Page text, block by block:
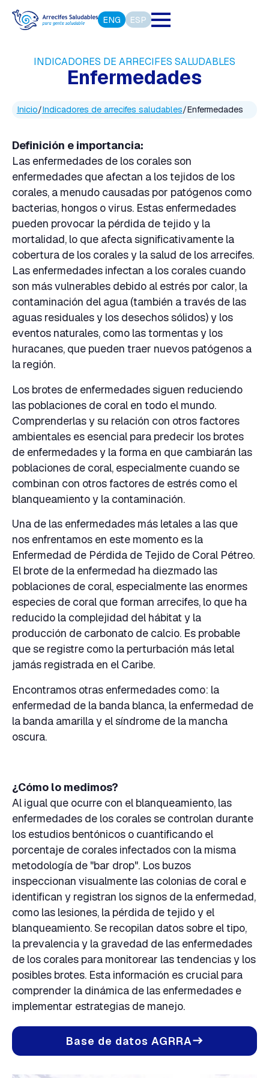
ENG ESP
INDICADORES DE ARRECIFES SALUDABLES
Enfermedades
Inicio/Indicadores de arrecifes saludables/Enfermedades
Definición e importancia:
Las enfermedades de los corales son
enfermedades que afectan a los tejidos de los
corales, a menudo causadas por patógenos como
bacterias, hongos o virus. Estas enfermedades
pueden provocar la pérdida de tejido y la
mortalidad, lo que afecta significativamente la
cobertura de los corales y la salud de los arrecifes.
Las enfermedades infectan a los corales cuando
son más vulnerables debido al estrés por calor, la
contaminación del agua (también a través de las
aguas residuales y los desechos sólidos) y los
eventos naturales, como las tormentas y los
huracanes, que pueden traer nuevos patógenos a
la región.
Los brotes de enfermedades siguen reduciendo
las poblaciones de coral en todo el mundo.
Comprenderlas y su relación con otros factores
ambientales es esencial para predecir los brotes
de enfermedades y la forma en que cambiarán las
poblaciones de coral, especialmente cuando se
combinan con otros factores de estrés como el
blanqueamiento y la contaminación.
Una de las enfermedades más letales a las que
nos enfrentamos en este momento es la
Enfermedad de Pérdida de Tejido de Coral Pétreo.
El brote de la enfermedad ha diezmado las
poblaciones de coral, especialmente las enormes
especies de coral que forman arrecifes, lo que ha
reducido la complejidad del hábitat y la
producción de carbonato de calcio. Es probable
que se registre como la perturbación más letal
jamás registrada en el Caribe.
Encontramos otras enfermedades como: la
enfermedad de la banda blanca, la enfermedad de
la banda amarilla y el síndrome de la mancha
oscura.
¿Cómo lo medimos?
Al igual que ocurre con el blanqueamiento, las
enfermedades de los corales se controlan durante
los estudios bentónicos o cuantificando el
porcentaje de corales infectados con la misma
metodología de "bar drop". Los buzos
inspeccionan visualmente las colonias de coral e
identifican y registran los signos de la enfermedad,
como las lesiones, la pérdida de tejido y el
blanqueamiento. Se recopilan datos sobre el tipo,
la prevalencia y la gravedad de las enfermedades
de los corales para monitorear las tendencias y los
posibles brotes. Esta información es crucial para
comprender la dinámica de las enfermedades e
implementar estrategias de manejo.
Base de datos AGRRAeast